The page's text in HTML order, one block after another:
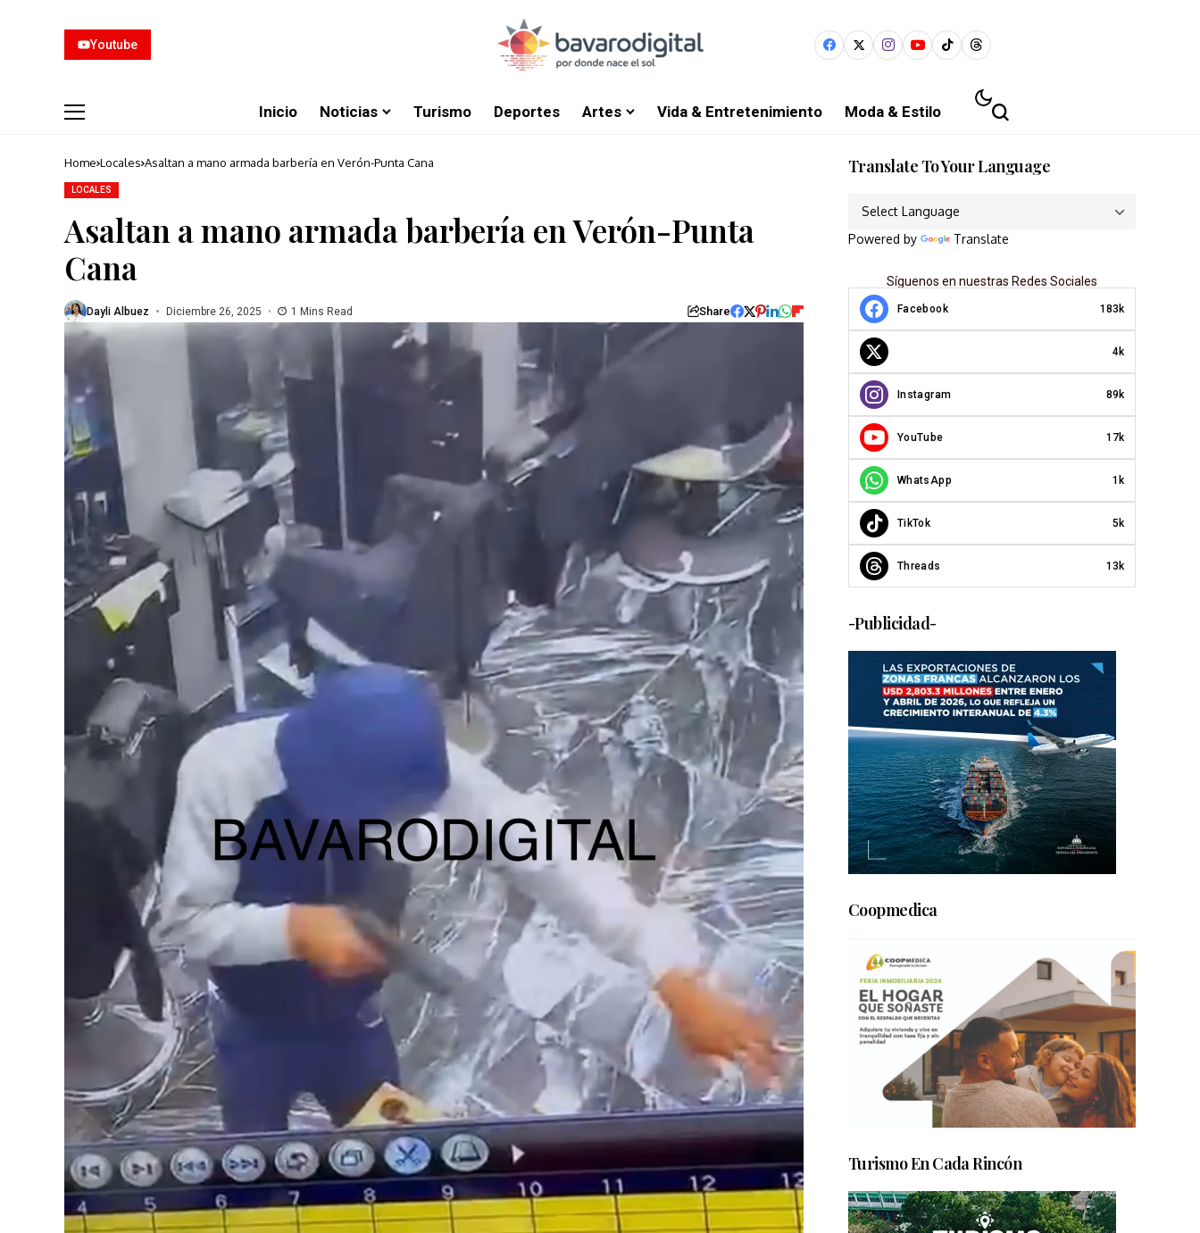
Youtube
Inicio Noticias Turismo Deportes Artes Vida & Entretenimiento Moda & Estilo
Home Locales Asaltan a mano armada barbería en Verón-Punta Cana
LOCALES
Asaltan a mano armada barbería en Verón-Punta
Cana
Dayli Albuez Diciembre 26, 2025 1 Mins Read Share
Translate To Your Language
Powered by Translate
Síguenos en nuestras Redes Sociales
Facebook 183k
4k
Instagram 89k
YouTube 17k
WhatsApp 1k
TikTok 5k
Threads 13k
-Publicidad-
Coopmedica
Turismo En Cada Rincón